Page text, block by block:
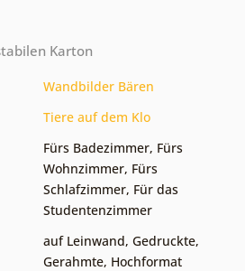
Karton
Wandbilder Bären
Tiere auf dem Klo
Fürs Badezimmer, Fürs
Wohnzimmer, Fürs
Schlafzimmer, Für das
Studentenzimmer
auf Leinwand, Gedruckte,
Gerahmte, Hochformat